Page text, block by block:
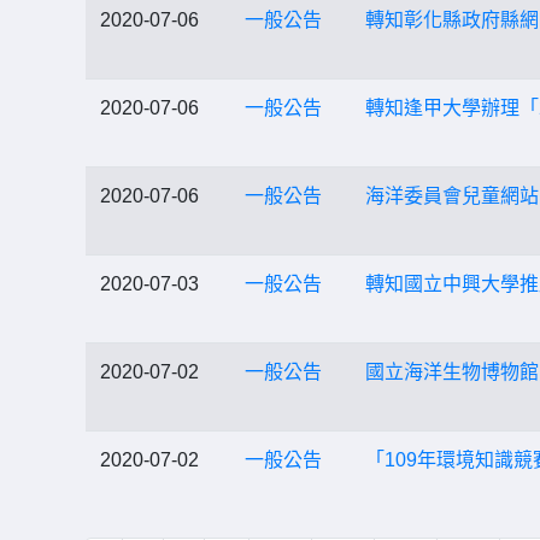
2020-07-06 一般公告 轉知彰化縣政府縣
2020-07-06 一般公告 轉知逢甲大學辦理
2020-07-06 一般公告 海洋委員會兒童網
2020-07-03 一般公告 轉知國立中興大學
2020-07-02 一般公告 國立海洋生物博物
2020-07-02 一般公告 「109年環境知識競